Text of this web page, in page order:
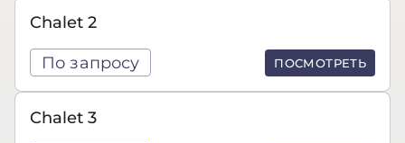
Chalet 2
По запросу ПОСМОТРЕТЬ
Chalet 3